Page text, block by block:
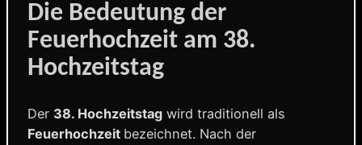
Die Bedeutung der
Feuerhochzeit am 38.
Hochzeitstag
Der 38. Hochzeitstag wird traditionell als
Feuerhochzeit bezeichnet. Nach der